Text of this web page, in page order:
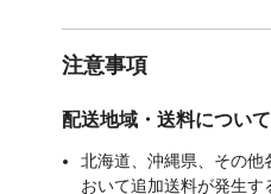
注意事項
配送地域・送料について
北海道、沖縄県、その
おいて追加送料が発生す